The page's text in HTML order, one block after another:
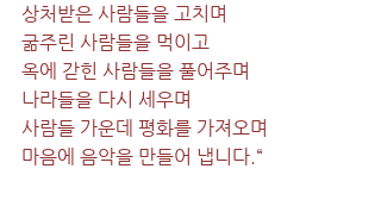
상처받은 사람들을 고치며
굶주린 사람들을 먹이고
옥에 갇힌 사람들을 풀어주며
나라들을 다시 세우며
사람들 가운데 평화를 가져오며
마음에 음악을 만들어 냅니다.“